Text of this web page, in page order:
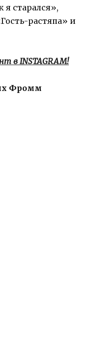
я старался»,
растяпа» и
в INSTAGRAM!
Фромм